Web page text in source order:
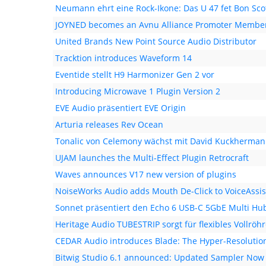
Neumann ehrt eine Rock-Ikone: Das U 47 fet Bon
JOYNED becomes an Avnu Alliance Promoter
United Brands New Point Source Audio Distributor
Tracktion introduces Waveform 14
Eventide stellt H9 Harmonizer Gen 2 vor
Introducing Microwave 1 Plugin Version 2
EVE Audio präsentiert EVE Origin
Arturia releases Rev Ocean
Tonalic von Celemony wächst mit David
UJAM launches the Multi-Effect Plugin Retrocraft
Waves announces V17 new version of plugins
NoiseWorks Audio adds Mouth De-Click to
Sonnet präsentiert den Echo 6 USB-C 5GbE Multi
Heritage Audio TUBESTRIP sorgt für flexibles
CEDAR Audio introduces Blade: The Hyper-
Bitwig Studio 6.1 announced: Updated Sampler